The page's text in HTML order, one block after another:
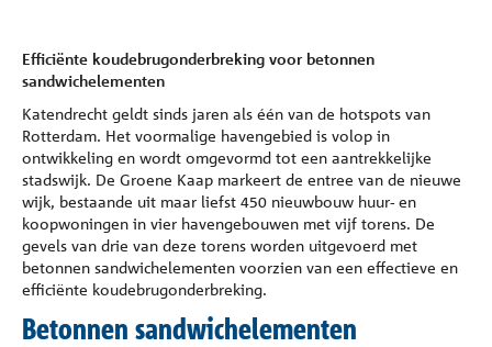
Efficiënte koudebrugonderbreking voor betonnen
sandwichelementen
Katendrecht geldt sinds jaren als één van de hotspots van
Rotterdam. Het voormalige havengebied is volop in
ontwikkeling en wordt omgevormd tot een aantrekkelijke
stadswijk. De Groene Kaap markeert de entree van de nieuwe
wijk, bestaande uit maar liefst 450 nieuwbouw huur- en
koopwoningen in vier havengebouwen met vijf torens. De
gevels van drie van deze torens worden uitgevoerd met
betonnen sandwichelementen voorzien van een effectieve en
efficiënte koudebrugonderbreking.
Betonnen sandwichelementen